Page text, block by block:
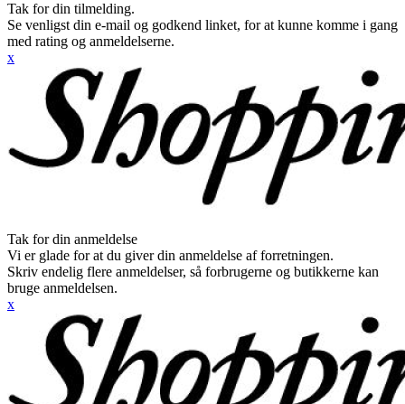
Tak for din tilmelding.
Se venligst din e-mail og godkend linket, for at kunne komme i gang
med rating og anmeldelserne.
x
Tak for din anmeldelse
Vi er glade for at du giver din anmeldelse af forretningen.
Skriv endelig flere anmeldelser, så forbrugerne og butikkerne kan
bruge anmeldelsen.
x